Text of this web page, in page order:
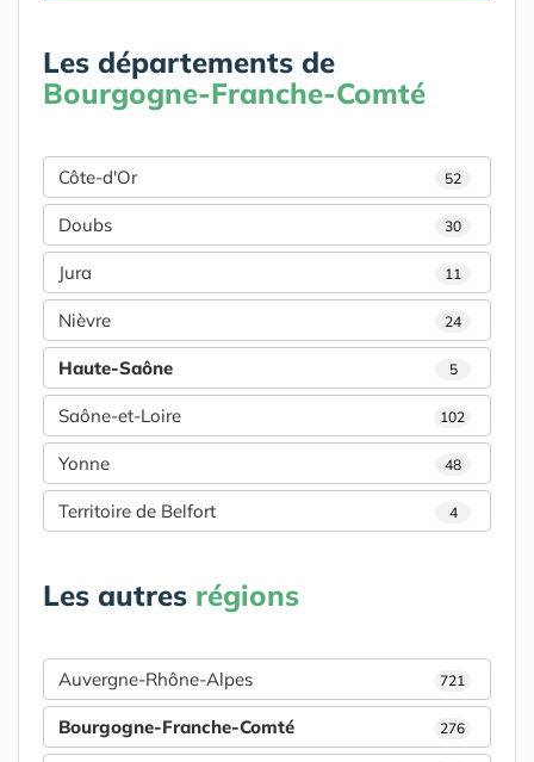
Les départements de
Bourgogne-Franche-Comté
Côte-d'Or 52
Doubs 30
Jura 11
Nièvre 24
Haute-Saône 5
Saône-et-Loire 102
Yonne 48
Territoire de Belfort 4
Les autres régions
Auvergne-Rhône-Alpes 721
Bourgogne-Franche-Comté 276